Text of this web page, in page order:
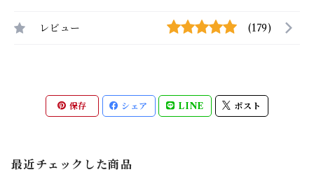
レビュー (179)
保存 シェア LINE ポスト
最近チェックした商品